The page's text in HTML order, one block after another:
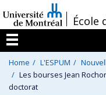
au
contenu
/École
Menu
Home L'ESPUM
Les bourses Jean
doctorat